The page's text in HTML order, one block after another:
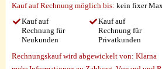
Kauf auf Rechnung möglich bis: kein fixer
Kauf auf
Rechnung für
Neukunden
Kauf auf
Rechnung für
Privatkunden
Rechnungskauf wird abgewickelt von: Klarna